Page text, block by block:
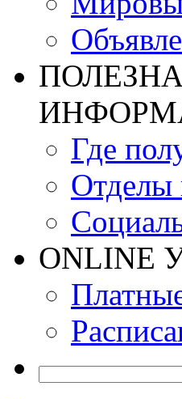
Где
Отделы
ONLINE